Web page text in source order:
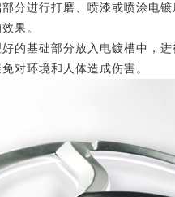
进行打磨、喷漆或喷涂电镀
果。
基础部分放入电镀槽中，进
对环境和人体造成伤害。